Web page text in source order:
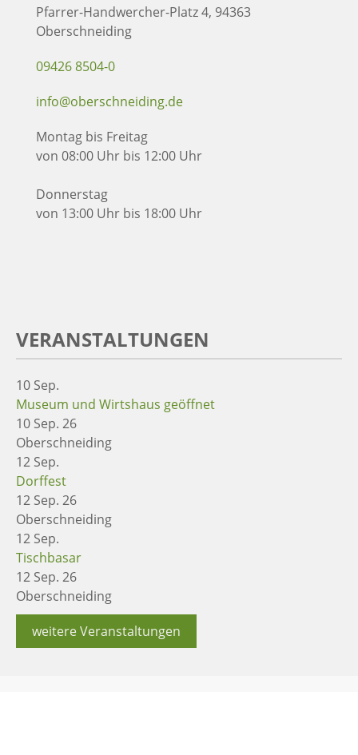
Pfarrer-Handwercher-Platz 4, 94363
Oberschneiding
09426 8504-0
info@oberschneiding.de
Montag bis Freitag
von 08:00 Uhr bis 12:00 Uhr
Donnerstag
von 13:00 Uhr bis 18:00 Uhr
VERANSTALTUNGEN
10 Sep.
Museum und Wirtshaus geöffnet
10 Sep. 26
Oberschneiding
12 Sep.
Dorffest
12 Sep. 26
Oberschneiding
12 Sep.
Tischbasar
12 Sep. 26
Oberschneiding
weitere Veranstaltungen